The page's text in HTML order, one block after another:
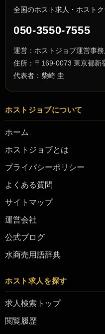
全国のホスト求人・ホスト
050-3550-7555
運営：ホストジョブ運営事務
住所：〒169-0073 東京都新
代表者：柴崎 圭
ホストジョブについて
ホーム
ホストジョブとは
プライバシーポリシー
よくある質問
サイトマップ
運営会社
公式ブログ
水商売用語辞典
ホスト求人を探す
求人検索トップ
閲覧履歴